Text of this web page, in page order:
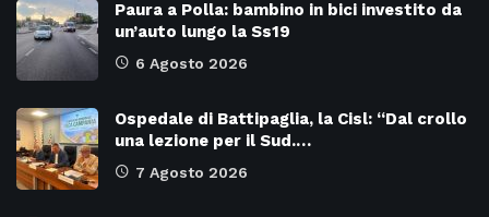
Paura a Polla: bambino in bici investito da
un’auto lungo la Ss19
6 Agosto 2026
Ospedale di Battipaglia, la Cisl: “Dal crollo
una lezione per il Sud.…
7 Agosto 2026